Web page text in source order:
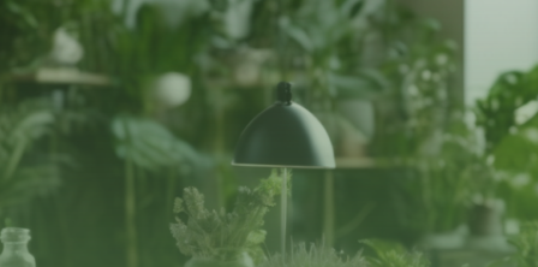
26 février 2026